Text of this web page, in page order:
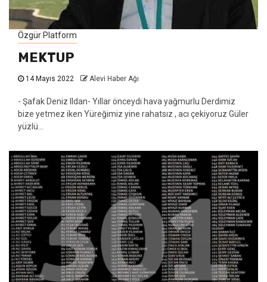
Özgür Platform
MEKTUP
14 Mayıs 2022 Alevi Haber Ağı
- Şafak Deniz Ildan- Yıllar önceydi hava yağmurlu Derdimiz
bize yetmez iken Yüreğimiz yine rahatsız , acı çekiyoruz Güler
yüzlü...